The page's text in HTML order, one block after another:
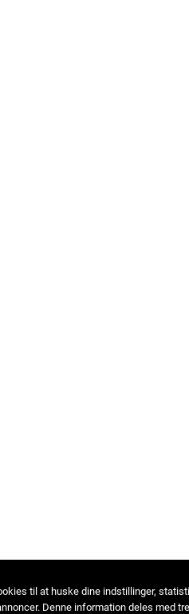
til at huske dine indstillinger,
Denne information deles med